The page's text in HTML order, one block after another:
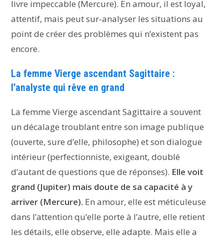
livre impeccable (Mercure). En amour, il est loyal,
attentif, mais peut sur-analyser les situations au
point de créer des problèmes qui n’existent pas
encore.
La femme Vierge ascendant Sagittaire :
l’analyste qui rêve en grand
La femme Vierge ascendant Sagittaire a souvent
un décalage troublant entre son image publique
(ouverte, sure d’elle, philosophe) et son dialogue
intérieur (perfectionniste, exigeant, doublé
d’autant de questions que de réponses). Elle voit
grand (Jupiter) mais doute de sa capacité à y
arriver (Mercure). En amour, elle est méticuleuse
dans l’attention qu’elle porte à l’autre, elle retient
les détails, elle observe, elle adapte. Mais elle a